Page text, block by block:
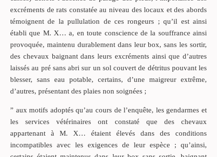
excréments de rats constatée au niveau des locaux et des abords
témoignent de la pullulation de ces rongeurs ; qu’il est ainsi
établi que M. X… a, en toute conscience de la souffrance ainsi
provoquée, maintenu durablement dans leur box, sans les sortir,
des chevaux baignant dans leurs excréments ainsi que d’autres
laissés au pré sans abri sur un sol couvert de détritus pouvant les
blesser, sans eau potable, certains, d’une maigreur extrême,
d’autres, présentant des plaies non soignées ;
” aux motifs adoptés qu’au cours de l’enquête, les gendarmes et
les services vétérinaires ont constaté que des chevaux
appartenant à M. X… étaient élevés dans des conditions
incompatibles avec les exigences de leur espèce ; qu’ainsi,